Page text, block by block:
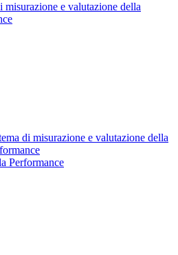
misurazione e valutazione della
di misurazione e valutazione della
Performance